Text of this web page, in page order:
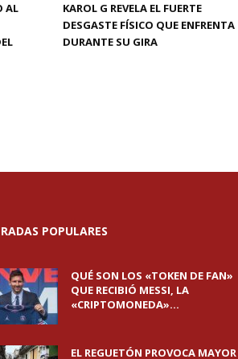
AL
KAROL G REVELA EL FUERTE
DESGASTE FÍSICO QUE ENFRENTA
DURANTE SU GIRA
POPULARES
QUÉ SON LOS «TOKEN DE FAN»
QUE RECIBIÓ MESSI, LA
«CRIPTOMONEDA»...
EL REGUETÓN PROVOCA MAYOR